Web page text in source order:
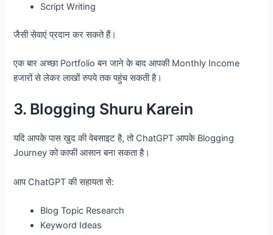
Script Writing
जैसी सेवाएं प्रदान कर सकते हैं।
एक बार अच्छा Portfolio बन जाने के बाद आपकी Monthly Income
हजारों से लेकर लाखों रुपये तक पहुंच सकती है।
3. Blogging Shuru Karein
यदि आपके पास खुद की वेबसाइट है, तो ChatGPT आपके Blogging
Journey को काफी आसान बना सकता है।
आप ChatGPT की सहायता से:
Blog Topic Research
Keyword Ideas